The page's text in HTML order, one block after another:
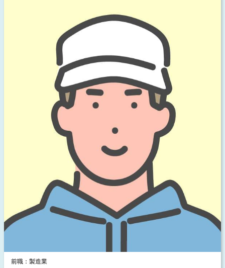
前職：製造業